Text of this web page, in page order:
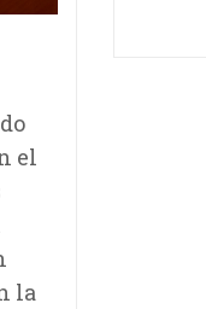
el
la